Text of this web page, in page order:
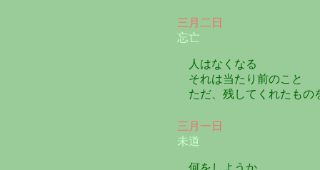
三月二日
忘亡
人はなくなる
それは当たり前のこと
ただ、残してくれたもの
三月一日
未道
何をしようか